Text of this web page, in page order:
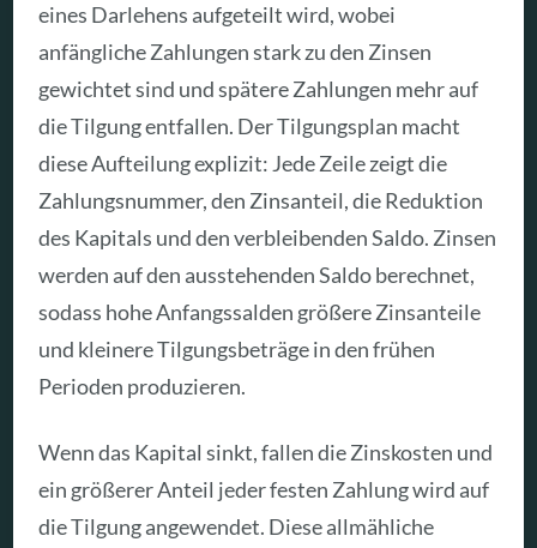
eines Darlehens aufgeteilt wird, wobei
anfängliche Zahlungen stark zu den Zinsen
gewichtet sind und spätere Zahlungen mehr auf
die Tilgung entfallen. Der Tilgungsplan macht
diese Aufteilung explizit: Jede Zeile zeigt die
Zahlungsnummer, den Zinsanteil, die Reduktion
des Kapitals und den verbleibenden Saldo. Zinsen
werden auf den ausstehenden Saldo berechnet,
sodass hohe Anfangssalden größere Zinsanteile
und kleinere Tilgungsbeträge in den frühen
Perioden produzieren.
Wenn das Kapital sinkt, fallen die Zinskosten und
ein größerer Anteil jeder festen Zahlung wird auf
die Tilgung angewendet. Diese allmähliche